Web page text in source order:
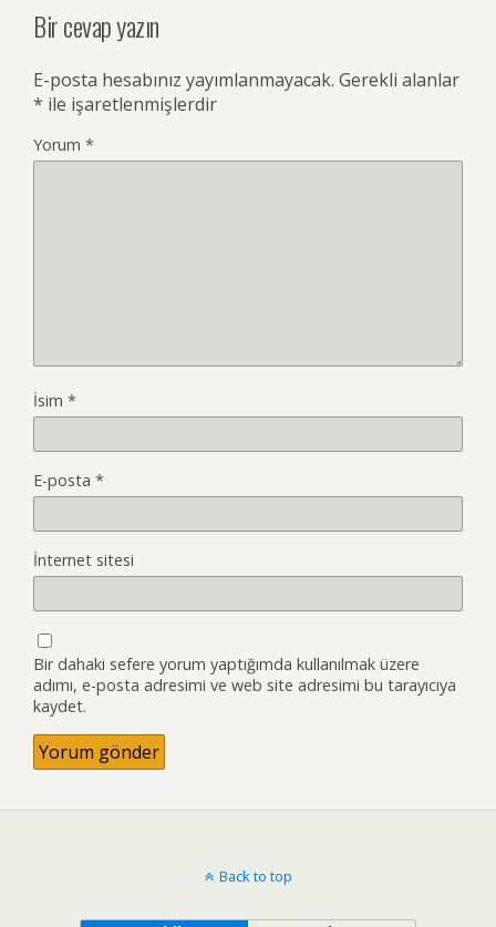
Bir cevap yazın
E-posta hesabınız yayımlanmayacak. Gerekli alanlar
* ile işaretlenmişlerdir
Yorum *
İsim *
E-posta *
İnternet sitesi
Bir dahaki sefere yorum yaptığımda kullanılmak üzere
adımı, e-posta adresimi ve web site adresimi bu tarayıcıya
kaydet.
Back to top